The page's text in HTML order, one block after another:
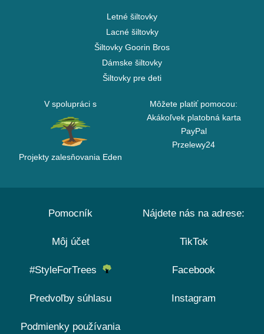
Letné šiltovky
Lacné šiltovky
Šiltovky Goorin Bros
Dámske šiltovky
Šiltovky pre deti
V spolupráci s
Projekty zalesňovania Eden
Môžete platiť pomocou:
Akákoľvek platobná karta
PayPal
Przelewy24
Pomocník
Môj účet
#StyleForTrees
Predvoľby súhlasu
Podmienky používania
Nájdete nás na adrese:
TikTok
Facebook
Instagram